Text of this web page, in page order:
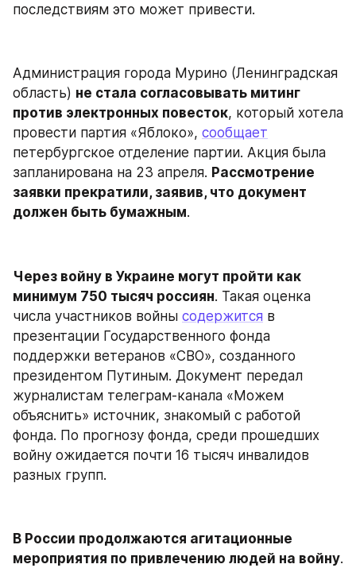
последствиям это может привести.
Администрация города Мурино (Ленинградская
область) не стала согласовывать митинг
против электронных повесток, который хотела
провести партия «Яблоко», сообщает
петербургское отделение партии. Акция была
запланирована на 23 апреля. Рассмотрение
заявки прекратили, заявив, что документ
должен быть бумажным.
Через войну в Украине могут пройти как
минимум 750 тысяч россиян. Такая оценка
числа участников войны содержится в
презентации Государственного фонда
поддержки ветеранов «СВО», созданного
президентом Путиным. Документ передал
журналистам телеграм-канала «Можем
объяснить» источник, знакомый с работой
фонда. По прогнозу фонда, среди прошедших
войну ожидается почти 16 тысяч инвалидов
разных групп.
В России продолжаются агитационные
мероприятия по привлечению людей на войну.